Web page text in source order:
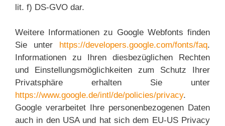
lit. f) DS-GVO dar.
Weitere Informationen zu Google Webfonts finden
Sie unter
https://developers.google.com/fonts/faq.
Informationen zu Ihren diesbezüglichen Rechten
und Einstellungsmöglichkeiten zum Schutz Ihrer
Privatsphäre erhalten Sie unter
https://www.google.de/intl/de/policies/privacy.
Google verarbeitet Ihre personenbezogenen Daten
auch in den USA und hat sich dem EU-US Privacy